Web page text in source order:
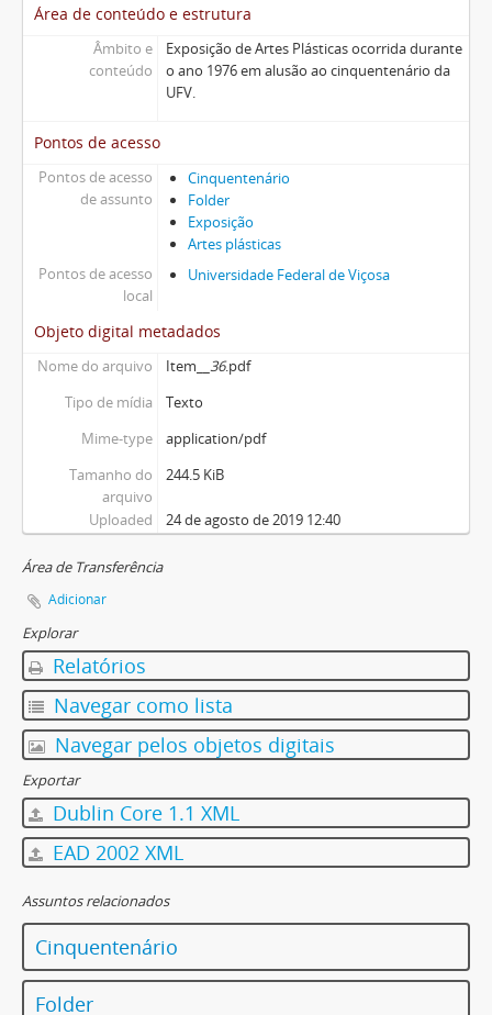
Área de conteúdo e estrutura
Âmbito e
conteúdo
Exposição de Artes Plásticas ocorrida durante
o ano 1976 em alusão ao cinquentenário da
UFV.
Pontos de acesso
Pontos de acesso
de assunto
Cinquentenário
Folder
Exposição
Artes plásticas
Pontos de acesso
local
Universidade Federal de Viçosa
Objeto digital metadados
Nome do arquivo Item__ 36.pdf
Tipo de mídia
Texto
Mime-type
application/pdf
Tamanho do
arquivo
244.5 KiB
Uploaded 24 de agosto de 2019 12:40
Área de Transferência
Adicionar
Explorar
Relatórios
Navegar como lista
Navegar pelos objetos digitais
Exportar
Dublin Core 1.1 XML
EAD 2002 XML
Assuntos relacionados
Cinquentenário
Folder